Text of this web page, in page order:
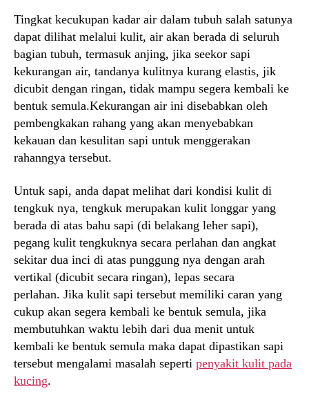
Tingkat kecukupan kadar air dalam tubuh salah satunya
dapat dilihat melalui kulit, air akan berada di seluruh
bagian tubuh, termasuk anjing, jika seekor sapi
kekurangan air, tandanya kulitnya kurang elastis, jik
dicubit dengan ringan, tidak mampu segera kembali ke
bentuk semula.Kekurangan air ini disebabkan oleh
pembengkakan rahang yang akan menyebabkan
kekauan dan kesulitan sapi untuk menggerakan
rahanngya tersebut.
Untuk sapi, anda dapat melihat dari kondisi kulit di
tengkuk nya, tengkuk merupakan kulit longgar yang
berada di atas bahu sapi (di belakang leher sapi),
pegang kulit tengkuknya secara perlahan dan angkat
sekitar dua inci di atas punggung nya dengan arah
vertikal (dicubit secara ringan), lepas secara
perlahan. Jika kulit sapi tersebut memiliki caran yang
cukup akan segera kembali ke bentuk semula, jika
membutuhkan waktu lebih dari dua menit untuk
kembali ke bentuk semula maka dapat dipastikan sapi
tersebut mengalami masalah seperti penyakit kulit pada
kucing.